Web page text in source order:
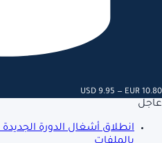
USD 9.95 — EUR 10.80
عاجل
انطلاق أشغال الدورة